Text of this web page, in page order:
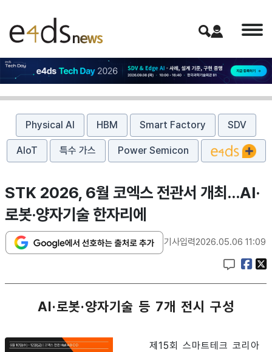
Physical AI HBM Smart Factory SDV
AIoT 특수 가스 Power Semicon
STK 2026, 6월 코엑스 전관서 개최…AI·
로봇·양자기술 한자리에
기사입력2026.05.06 11:09
AI·로봇·양자기술 등 7개 전시 구성
제15회 스마트테크 코리아